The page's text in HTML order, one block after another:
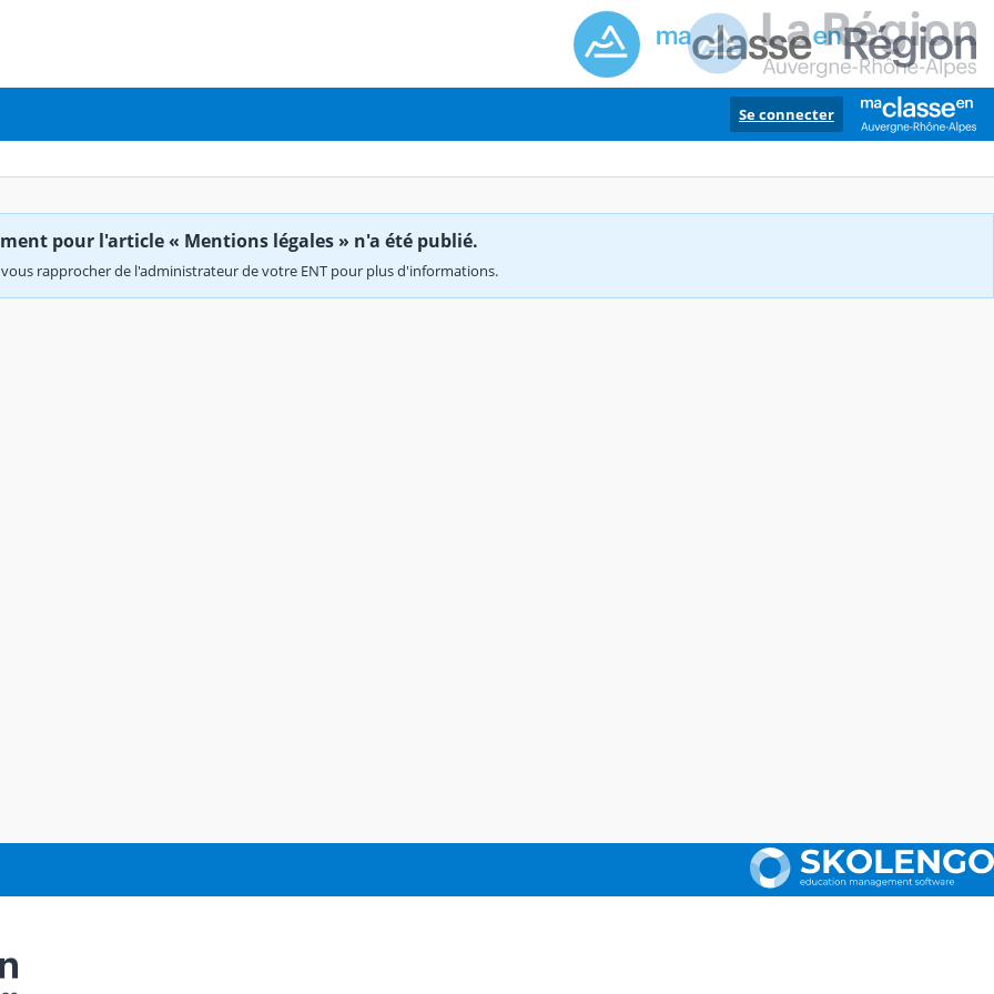
Se connecter
pour l'article « Mentions légales » n'a été publié.
rapprocher de l'administrateur de votre ENT pour plus d'informations.